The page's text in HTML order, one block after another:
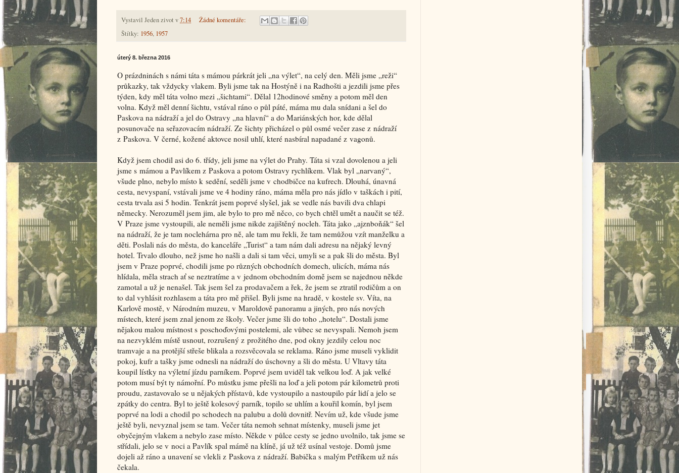
Vystavil Jeden zivot v7:14
Žádné komentáře:
Štítky: 1956, 1957
úterý 8. března 2016
O prázdninách s námi táta s mámou párkrát jeli „na výlet“, na celý den. Měli jsme „reži“
průkazky, tak vždycky vlakem. Byli jsme tak na Hostýně i na Radhošti a jezdili jsme přes
týden, kdy měl táta volno mezi „šichtami“. Dělal 12hodinové směny a potom měl den
volna. Když měl denní šichtu, vstával ráno o půl páté, máma mu dala snídani a šel do
Paskova na nádraží a jel do Ostravy „na hlavní“ a do Mariánských hor, kde dělal
posunovače na seřazovacím nádraží. Ze šichty přicházel o půl osmé večer zase z nádraží
z Paskova. V černé, kožené aktovce nosil uhlí, které nasbíral napadané z vagonů.
Když jsem chodil asi do 6. třídy, jeli jsme na výlet do Prahy. Táta si vzal dovolenou a jeli
jsme s mámou a Pavlíkem z Paskova a potom Ostravy rychlíkem. Vlak byl „narvaný“,
všude plno, nebylo místo k sedění, seděli jsme v chodbičce na kufrech. Dlouhá, únavná
cesta, nevyspaní, vstávali jsme ve 4 hodiny ráno, máma měla pro nás jídlo v taškách i pití,
cesta trvala asi 5 hodin. Tenkrát jsem poprvé slyšel, jak se vedle nás bavili dva chlapi
německy. Nerozuměl jsem jim, ale bylo to pro mě něco, co bych chtěl umět a naučit se též.
V Praze jsme vystoupili, ale neměli jsme nikde zajištěný nocleh. Táta jako „ajznboňák“ šel
na nádraží, že je tam noclehárna pro ně, ale tam mu řekli, že tam nemůžou vzít manželku a
děti. Poslali nás do města, do kanceláře „Turist“ a tam nám dali adresu na nějaký levný
hotel. Trvalo dlouho, než jsme ho našli a dali si tam věci, umyli se a pak šli do města. Byl
jsem v Praze poprvé, chodili jsme po různých obchodních domech, ulicích, máma nás
hlídala, měla strach ať se neztratíme a v jednom obchodním domě jsem se najednou někde
zamotal a už je nenašel. Tak jsem šel za prodavačem a řek, že jsem se ztratil rodičům a on
to dal vyhlásit rozhlasem a táta pro mě přišel. Byli jsme na hradě, v kostele sv. Víta, na
Karlově mostě, v Národním muzeu, v Maroldově panoramu a jiných, pro nás nových
místech, které jsem znal jenom ze školy. Večer jsme šli do toho „hotelu“. Dostali jsme
nějakou malou místnost s poschoďovými postelemi, ale vůbec se nevyspali. Nemoh jsem
na nezvyklém místě usnout, rozrušený z prožitého dne, pod okny jezdily celou noc
tramvaje a na protější střeše blikala a rozsvěcovala se reklama. Ráno jsme museli vyklidit
pokoj, kufr a tašky jsme odnesli na nádraží do úschovny a šli do města. U Vltavy táta
koupil lístky na výletní jízdu parníkem. Poprvé jsem uviděl tak velkou loď. A jak velké
potom musí být ty námořní. Po můstku jsme přešli na loď a jeli potom pár kilometrů proti
proudu, zastavovalo se u nějakých přístavů, kde vystoupilo a nastoupilo pár lidí a jelo se
zpátky do centra. Byl to ještě kolesový parník, topilo se uhlím a kouřil komín, byl jsem
poprvé na lodi a chodil po schodech na palubu a dolů dovnitř. Nevím už, kde všude jsme
ještě byli, nevyznal jsem se tam. Večer táta nemoh sehnat místenky, museli jsme jet
obyčejným vlakem a nebylo zase místo. Někde v půlce cesty se jedno uvolnilo, tak jsme se
střídali, jelo se v noci a Pavlík spal mámě na klíně, já už též usínal vestoje. Domů jsme
dojeli až ráno a unavení se vlekli z Paskova z nádraží. Babička s malým Petříkem už nás
čekala.